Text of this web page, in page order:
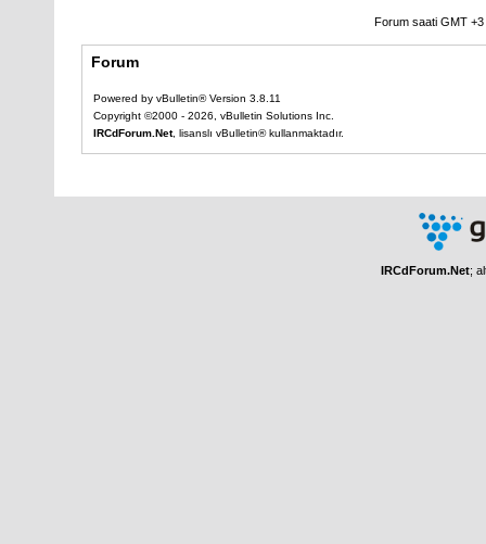
Forum saati GMT
Forum
Powered by vBulletin® Version 3.8.11
Copyright ©2000 - 2026, vBulletin Solutions Inc.
IRCdForum.Net, lisanslı vBulletin® kullanmaktadır.
IRCdForum.Net;